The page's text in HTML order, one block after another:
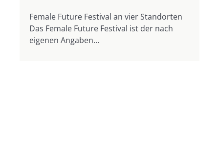
Female Future Festival an vier Standorten
Das Female Future Festival ist der nach
eigenen Angaben...